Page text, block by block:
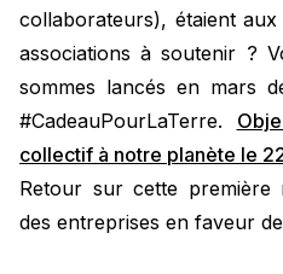
collaborateurs), étaient
associations à soutenir ?
sommes lancés en mars
#CadeauPourLaTerre.
collectif à notre planète le
Retour sur cette première
des entreprises en faveur